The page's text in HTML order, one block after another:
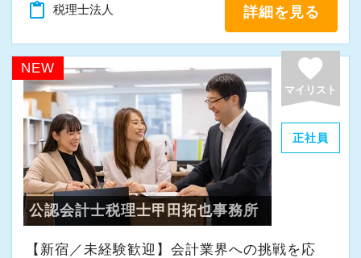
content_paste 税理士法人 詳細を見る
NEW favorite
マイリスト
正社員
公認会計士税理士甲田拓也事務所
【新宿／未経験歓迎】会計業界への挑戦を応